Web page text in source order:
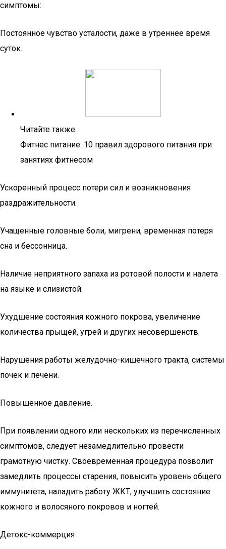
симптомы:
Постоянное чувство усталости, даже в утреннее время
суток.
Читайте также:
Фитнес питание: 10 правил здорового питания при
занятиях фитнесом
Ускоренный процесс потери сил и возникновения
раздражительности.
Учащенные головные боли, мигрени, временная потеря
сна и бессонница.
Наличие неприятного запаха из ротовой полости и налета
на языке и слизистой.
Ухудшение состояния кожного покрова, увеличение
количества прыщей, угрей и других несовершенств.
Нарушения работы желудочно-кишечного тракта, системы
почек и печени.
Повышенное давление.
При появлении одного или нескольких из перечисленных
симптомов, следует незамедлительно провести
грамотную чистку. Своевременная процедура позволит
замедлить процессы старения, повысить уровень общего
иммунитета, наладить работу ЖКТ, улучшить состояние
кожного и волосяного покровов и ногтей.
Детокс-коммерция